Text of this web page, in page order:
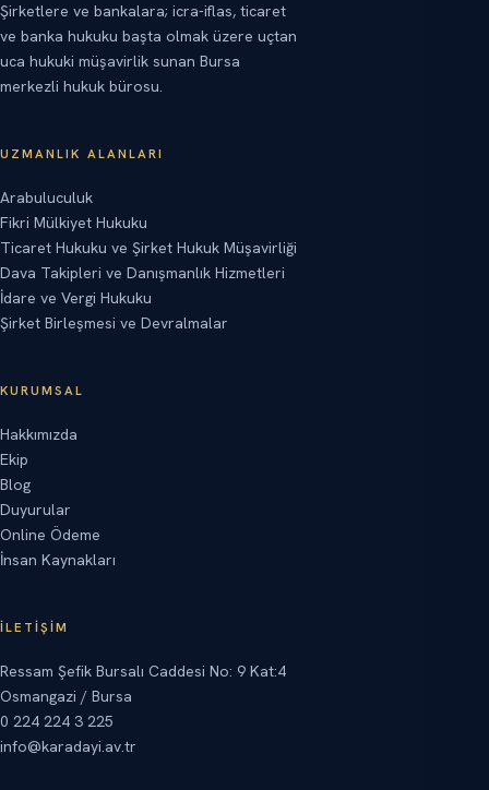
Şirketlere ve bankalara; icra-iflas, ticaret
ve banka hukuku başta olmak üzere uçtan
uca hukuki müşavirlik sunan Bursa
merkezli hukuk bürosu.
UZMANLIK ALANLARI
Arabuluculuk
Fikri Mülkiyet Hukuku
Ticaret Hukuku ve Şirket Hukuk Müşavirliği
Dava Takipleri ve Danışmanlık Hizmetleri
İdare ve Vergi Hukuku
Şirket Birleşmesi ve Devralmalar
KURUMSAL
Hakkımızda
Ekip
Blog
Duyurular
Online Ödeme
İnsan Kaynakları
İLETIŞIM
Ressam Şefik Bursalı Caddesi No: 9 Kat:4
Osmangazi / Bursa
0 224 224 3 225
info@karadayi.av.tr